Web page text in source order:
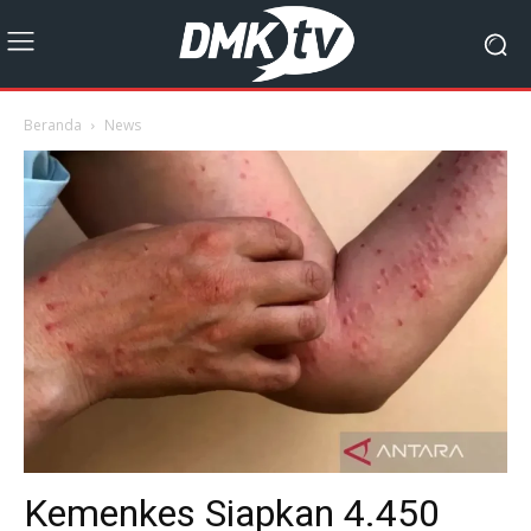
Beranda News
Kemenkes Siapkan 4.450